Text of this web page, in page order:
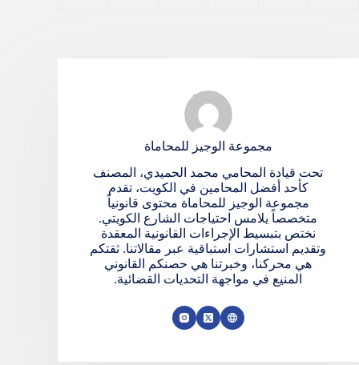
مجموعة الوجيز للمحاماة
تحت قيادة المحامي محمد الحميدي، المصنف
كأحد أفضل المحامين في الكويت، تقدم
مجموعة الوجيز للمحاماة محتوى قانونياً
متخصصاً يلامس احتياجات الشارع الكويتي.
نختص بتبسيط الإجراءات القانونية المعقدة
وتقديم استشارات استباقية عبر مقالاتنا. ثقتكم
هي محركنا، وخبرتنا هي حصنكم القانوني
المنيع في مواجهة التحديات القضائية.